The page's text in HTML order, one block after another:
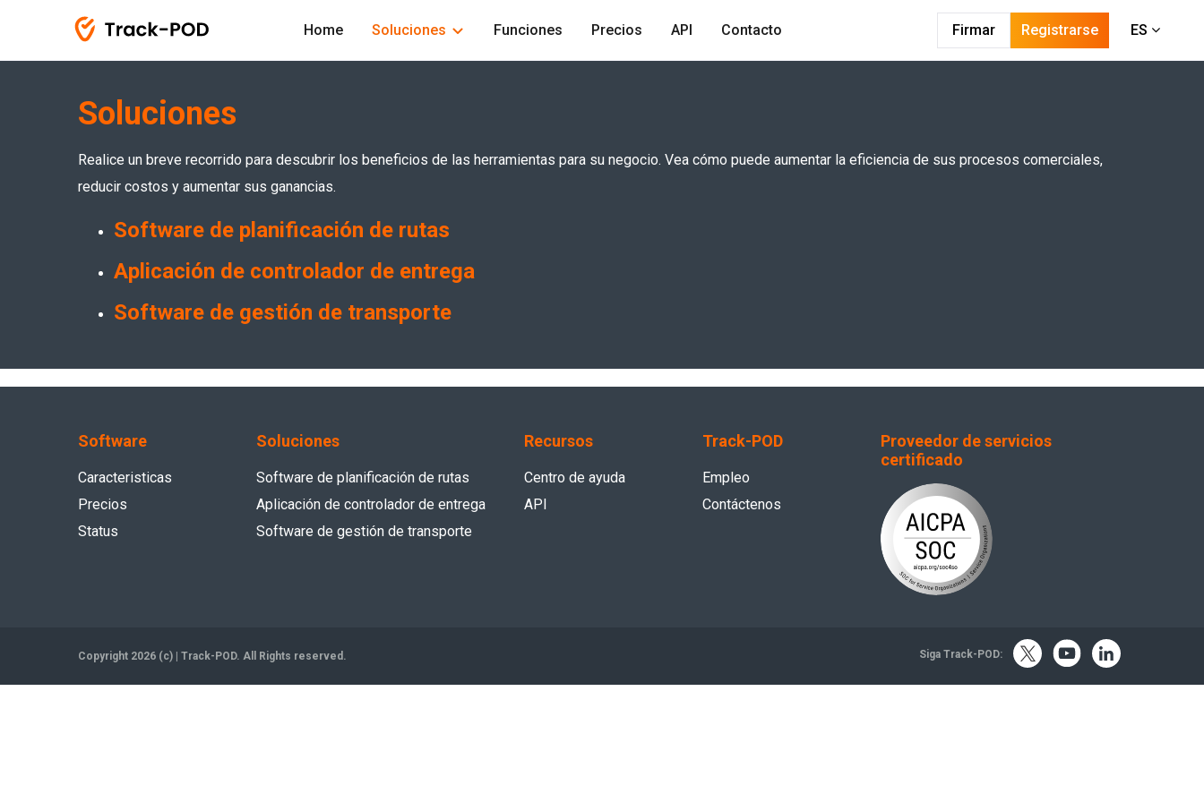
Home Soluciones Funciones Precios API Contacto Firmar Registrarse ES
Soluciones
Realice un breve recorrido para descubrir los beneficios de las herramientas para su negocio. Vea cómo puede aumentar la eficiencia de sus procesos comerciales,
reducir costos y aumentar sus ganancias.
Software de planificación de rutas
Aplicación de controlador de entrega
Software de gestión de transporte
Software
Caracteristicas
Precios
Status
Soluciones
Software de planificación de rutas
Aplicación de controlador de entrega
Software de gestión de transporte
Recursos
Centro de ayuda
API
Track-POD
Empleo
Contáctenos
Proveedor de servicios
certificado
Copyright 2026 (c) | Track-POD. All Rights reserved. Siga Track-POD: